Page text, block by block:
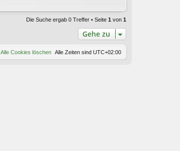
Die Suche ergab 0 Treffer • Seite 1 von 1
Gehe zu
Alle Zeiten sind UTC+02:00
Alle Cookies löschen